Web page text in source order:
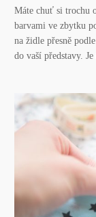
Máte chuť si trochu
barvami ve zbytku
na židle přesně
do vaší představy.